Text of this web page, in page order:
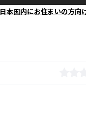
日本国内にお住まいの方向